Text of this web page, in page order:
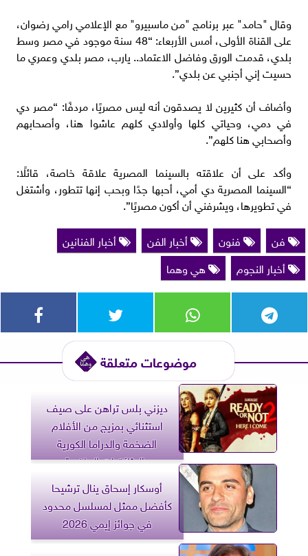
وقال "حامد" عبر برنامج "من ماسبيرو" مع الإعلامي رامي رضوان،
على القناة الأولى، أمس الأربعاء: “48 سنة موجود في مصر وسط
بلدي، قدمت الورق وفاضل الاعتماد.. يارب، مصر بلدي وعمري ما
حسيت إني أجنبي عن بلدي”.
وأضاف أن كثيرين لا يصدقون أنه ليس مصريًا، مردفًا: “مصر دي
في دمي، وحياتي كلها وأولادي كلهم عاشوا هنا، وأصحابهم
وأصحابي هنا كلهم”.
وأكد على أن علاقته بالسينما المصرية علاقة خاصة، قائلًا:
“السينما المصرية دي أمي، أحبها جدًا وبحب إنها تتطور، وأشتغل
في تطويرها، ويشرفني أن أكون مصريًا”.
فن
فنون أخبار الفن
أخبار الفنانين
أخبار النجوم
هي وهما
موضوعات متعلقة
ديزني بلس تراهن على صيف
استثنائي بمزيج من الأفلام
الضخمة والدراما الكورية
والوثائقيات الرياضية
أوسكار إسحاق ينال ترشيحا
كأفضل ممثل لمسلسل محدود
في جوائز إيمي 2026